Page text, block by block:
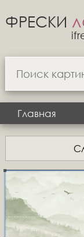
ФРЕСКИ
Главная